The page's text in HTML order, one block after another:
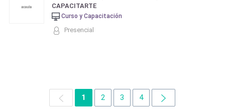
CAPACITARTE
Curso y Capacitación
Presencial
1 2 3 4